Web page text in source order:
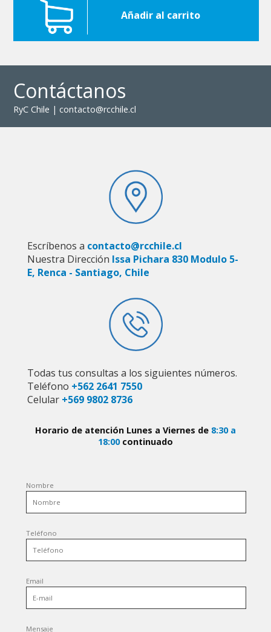
Añadir al carrito
Contáctanos
RyC Chile | contacto@rcchile.cl
Escríbenos a contacto@rcchile.cl
Nuestra Dirección Issa Pichara 830 Modulo 5-
E, Renca - Santiago, Chile
Todas tus consultas a los siguientes números.
Teléfono +562 2641 7550
Celular +569 9802 8736
Horario de atención Lunes a Viernes de 8:30 a
18:00continuado
Nombre
Teléfono
Email
Mensaje